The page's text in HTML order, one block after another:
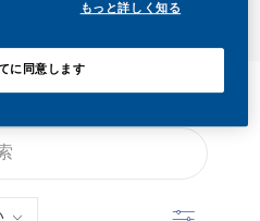
すべてクリア
フィルター
もっと詳しく知る
に同意します